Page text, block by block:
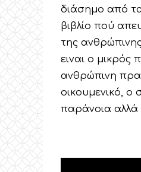
διάσημο από τα
βιβλίο πού
της
ειναι ο
ανθρώπινη
οικουμενικό,
παράνοια αλλά